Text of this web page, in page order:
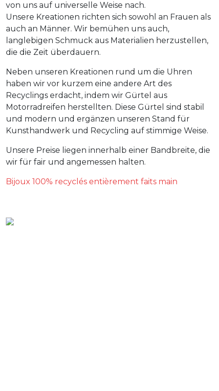
von uns auf universelle Weise nach.
Unsere Kreationen richten sich sowohl an Frauen als
auch an Männer. Wir bemühen uns auch,
langlebigen Schmuck aus Materialien herzustellen,
die die Zeit überdauern.
Neben unseren Kreationen rund um die Uhren
haben wir vor kurzem eine andere Art des
Recyclings erdacht, indem wir Gürtel aus
Motorradreifen herstellten. Diese Gürtel sind stabil
und modern und ergänzen unseren Stand für
Kunsthandwerk und Recycling auf stimmige Weise.
Unsere Preise liegen innerhalb einer Bandbreite, die
wir für fair und angemessen halten.
Bijoux 100% recyclés entièrement faits main